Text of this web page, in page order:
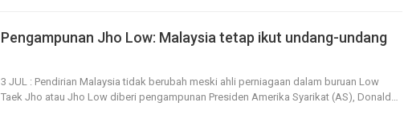
Pengampunan Jho Low: Malaysia tetap ikut undang-undang
3 JUL : Pendirian Malaysia tidak berubah meski ahli perniagaan dalam buruan Low
Taek Jho atau Jho Low diberi pengampunan Presiden Amerika Syarikat (AS), Donald …